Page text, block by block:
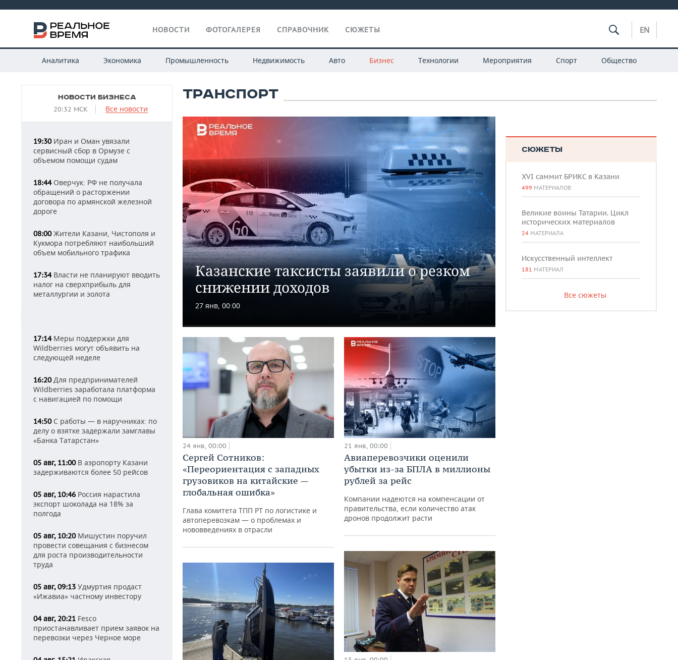
НОВОСТИ ФОТОГАЛЕРЕЯ СПРАВОЧНИК СЮЖЕТЫ EN
Аналитика Экономика Промышленность Недвижимость Авто Бизнес Технологии Мероприятия Спорт Общество
НОВОСТИ БИЗНЕСА
20:32 МСК Все новости
19:30Иран и Оман увязали
сервисный сбор в Ормузе с
объемом помощи судам
18:44Оверчук: РФ не получала
обращений о расторжении
договора по армянской железной
дороге
08:00Жители Казани, Чистополя и
Кукмора потребляют наибольший
объем мобильного трафика
17:34Власти не планируют вводить
налог на сверхприбыль для
металлургии и золота
17:14Меры поддержки для
Wildberries могут объявить на
следующей неделе
16:20Для предпринимателей
Wildberries заработала платформа
с навигацией по помощи
14:50С работы — в наручниках: по
делу о взятке задержали замглавы
«Банка Татарстан»
05 авг, 11:00В аэропорту Казани
задерживаются более 50 рейсов
05 авг, 10:46 Россия нарастила
экспорт шоколада на 18% за
полгода
05 авг, 10:20Мишустин поручил
провести совещания с бизнесом
для роста производительности
труда
05 авг, 09:13 Удмуртия продаст
«Ижавиа» частному инвестору
04 авг, 20:21 Fesco
приостанавливает прием заявок на
перевозки через Черное море
ТРАНСПОРТ
Казанские таксисты заявили о резком
снижении доходов
27 янв, 00:00
24 янв, 00:00
Сергей Сотников:
«Переориентация с западных
грузовиков на китайские —
глобальная ошибка»
Глава комитета ТПП РТ по логистике и
автоперевозкам — о проблемах и
нововведениях в отрасли
21 янв, 00:00
Авиаперевозчики оценили
убытки из-за БПЛА в миллионы
рублей за рейс
Компании надеются на компенсации от
правительства, если количество атак
дронов продолжит расти
СЮЖЕТЫ
XVI саммит БРИКС в Казани
499 МАТЕРИАЛОВ
Великие воины Татарии. Цикл
исторических материалов
24 МАТЕРИАЛА
Искусственный интеллект
181 МАТЕРИАЛ
Все сюжеты